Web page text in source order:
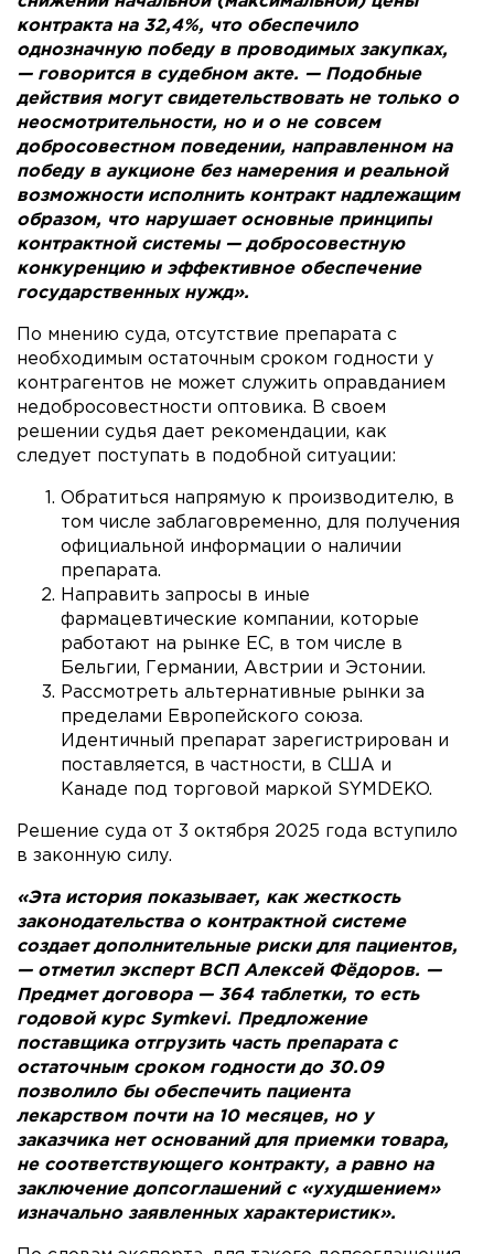
контракта на 32,4%, что обеспечило
однозначную победу в проводимых закупках,
— говорится в судебном акте. — Подобные
действия могут свидетельствовать не только о
неосмотрительности, но и о не совсем
добросовестном поведении, направленном на
победу в аукционе без намерения и реальной
возможности исполнить контракт надлежащим
образом, что нарушает основные принципы
контрактной системы — добросовестную
конкуренцию и эффективное обеспечение
государственных нужд».
По мнению суда, отсутствие препарата с
необходимым остаточным сроком годности у
контрагентов не может служить оправданием
недобросовестности оптовика. В своем
решении судья дает рекомендации, как
следует поступать в подобной ситуации:
Обратиться напрямую к производителю, в
том числе заблаговременно, для получения
официальной информации о наличии
препарата.
Направить запросы в иные
фармацевтические компании, которые
работают на рынке ЕС, в том числе в
Бельгии, Германии, Австрии и Эстонии.
Рассмотреть альтернативные рынки за
пределами Европейского союза.
Идентичный препарат зарегистрирован и
поставляется, в частности, в США и
Канаде под торговой маркой SYMDEKO.
Решение суда от 3 октября 2025 года вступило
в законную силу.
«Эта история показывает, как жесткость
законодательства о контрактной системе
создает дополнительные риски для пациентов,
— отметил эксперт ВСП Алексей Фёдоров. —
Предмет договора — 364 таблетки, то есть
годовой курс Symkevi. Предложение
поставщика отгрузить часть препарата с
остаточным сроком годности до 30.09
позволило бы обеспечить пациента
лекарством почти на 10 месяцев, но у
заказчика нет оснований для приемки товара,
не соответствующего контракту, а равно на
заключение допсоглашений с «ухудшением»
изначально заявленных характеристик».